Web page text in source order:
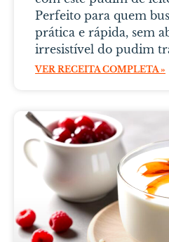
Perfeito para quem
prática e rápida, sem
irresistível do pudim
VER RECEITA COMPLETA »